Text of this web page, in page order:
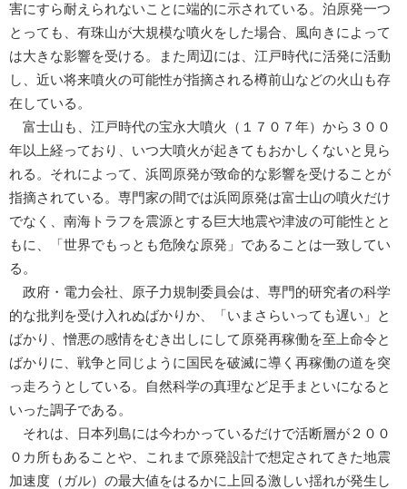
害にすら耐えられないことに端的に示されている。泊原発一つ
とっても、有珠山が大規模な噴火をした場合、風向きによって
は大きな影響を受ける。また周辺には、江戸時代に活発に活動
し、近い将来噴火の可能性が指摘される樽前山などの火山も存
在している。
富士山も、江戸時代の宝永大噴火（１７０７年）から３００
年以上経っており、いつ大噴火が起きてもおかしくないと見ら
れる。それによって、浜岡原発が致命的な影響を受けることが
指摘されている。専門家の間では浜岡原発は富士山の噴火だけ
でなく、南海トラフを震源とする巨大地震や津波の可能性とと
もに、「世界でもっとも危険な原発」であることは一致してい
る。
政府・電力会社、原子力規制委員会は、専門的研究者の科学
的な批判を受け入れぬばかりか、「いまさらいっても遅い」と
ばかり、憎悪の感情をむき出しにして原発再稼働を至上命令と
ばかりに、戦争と同じように国民を破滅に導く再稼働の道を突
っ走ろうとしている。自然科学の真理など足手まといになると
いった調子である。
それは、日本列島には今わかっているだけで活断層が２００
０カ所もあることや、これまで原発設計で想定されてきた地震
加速度（ガル）の最大値をはるかに上回る激しい揺れが発生し